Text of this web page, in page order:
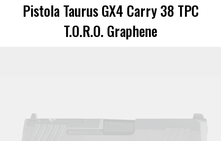
Pistola Taurus GX4 Carry 38 TPC
T.O.R.O. Graphene